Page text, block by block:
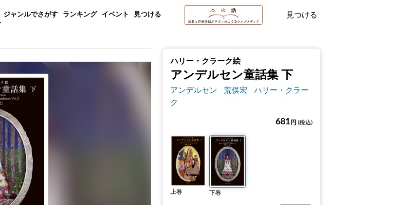
ジャンルでさがす ランキング イベント 見つける 見つける
ハリー・クラーク絵
アンデルセン童話集 下
アンデルセン 荒俣宏
ハリー・クラー
ク
681 円 (税込)
上巻 下巻